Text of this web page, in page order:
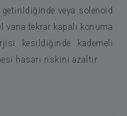
getirildiğinde veya solenoid
vana tekrar kapalı konuma
kesildiğinde kademeli
hasarı riskini azaltır.